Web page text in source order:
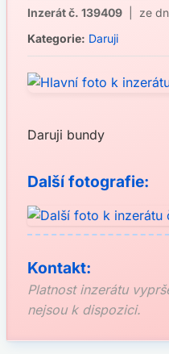
Inzerát č. 139409 | ze
Kategorie: Daruji
Daruji bundy
Další fotografie:
Kontakt:
Platnost inzerátu
nejsou k dispozici.